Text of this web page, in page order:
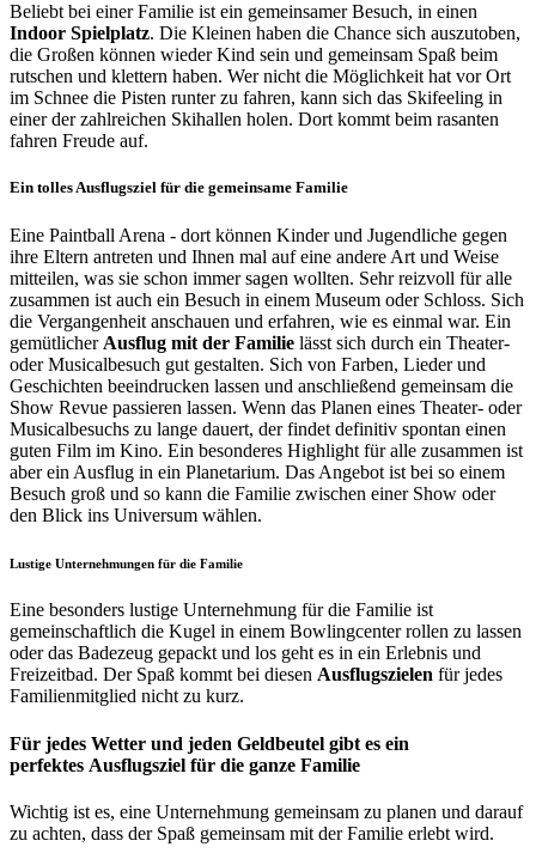
Beliebt bei einer Familie ist ein gemeinsamer Besuch, in einen
Indoor Spielplatz. Die Kleinen haben die Chance sich auszutoben,
die Großen können wieder Kind sein und gemeinsam Spaß beim
rutschen und klettern haben. Wer nicht die Möglichkeit hat vor Ort
im Schnee die Pisten runter zu fahren, kann sich das Skifeeling in
einer der zahlreichen Skihallen holen. Dort kommt beim rasanten
fahren Freude auf.
Ein tolles Ausflugsziel für die gemeinsame Familie
Eine Paintball Arena - dort können Kinder und Jugendliche gegen
ihre Eltern antreten und Ihnen mal auf eine andere Art und Weise
mitteilen, was sie schon immer sagen wollten. Sehr reizvoll für alle
zusammen ist auch ein Besuch in einem Museum oder Schloss. Sich
die Vergangenheit anschauen und erfahren, wie es einmal war. Ein
gemütlicher Ausflug mit der Familie lässt sich durch ein Theater-
oder Musicalbesuch gut gestalten. Sich von Farben, Lieder und
Geschichten beeindrucken lassen und anschließend gemeinsam die
Show Revue passieren lassen. Wenn das Planen eines Theater- oder
Musicalbesuchs zu lange dauert, der findet definitiv spontan einen
guten Film im Kino. Ein besonderes Highlight für alle zusammen ist
aber ein Ausflug in ein Planetarium. Das Angebot ist bei so einem
Besuch groß und so kann die Familie zwischen einer Show oder
den Blick ins Universum wählen.
Lustige Unternehmungen für die Familie
Eine besonders lustige Unternehmung für die Familie ist
gemeinschaftlich die Kugel in einem Bowlingcenter rollen zu lassen
oder das Badezeug gepackt und los geht es in ein Erlebnis und
Freizeitbad. Der Spaß kommt bei diesen Ausflugszielen für jedes
Familienmitglied nicht zu kurz.
Für jedes Wetter und jeden Geldbeutel gibt es ein
perfektes Ausflugsziel für die ganze Familie
Wichtig ist es, eine Unternehmung gemeinsam zu planen und darauf
zu achten, dass der Spaß gemeinsam mit der Familie erlebt wird.